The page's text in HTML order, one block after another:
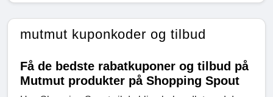
mutmut kuponkoder og tilbud
Få de bedste rabatkuponer og tilbud på
Mutmut produkter på Shopping Spout